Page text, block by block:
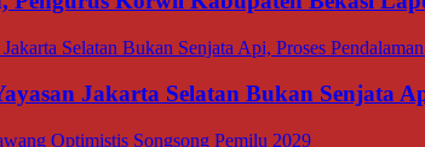
Jakarta Selatan Bukan Senjata